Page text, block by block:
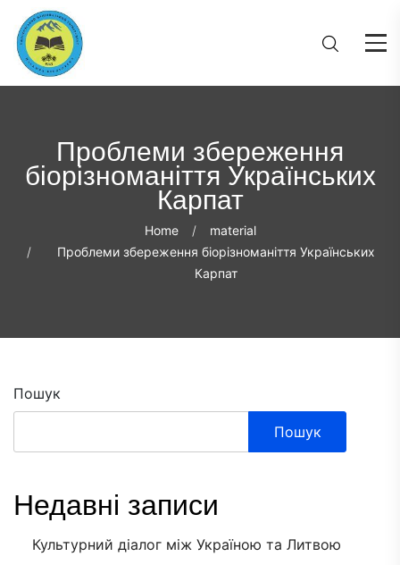
Проблеми збереження
біорізноманіття Українських
Карпат
Home
material
Проблеми збереження біорізноманіття Українських
Карпат
Пошук
Пошук
Недавні записи
Культурний діалог між Україною та Литвою